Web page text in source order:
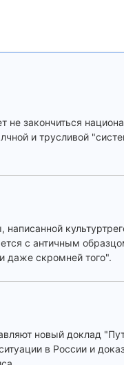
закончиться
и трусливой
с античным
даже скромней того".
новый доклад
в России и